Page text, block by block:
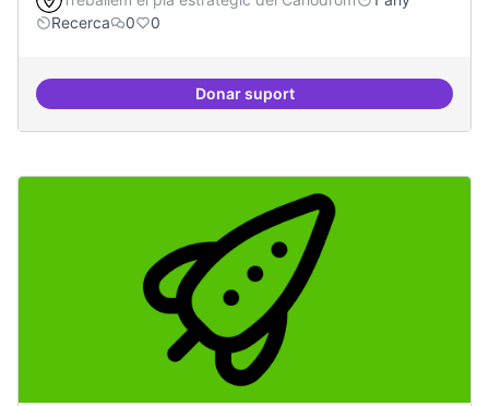
Recerca
0 0
Donar suportPilot guifinet com